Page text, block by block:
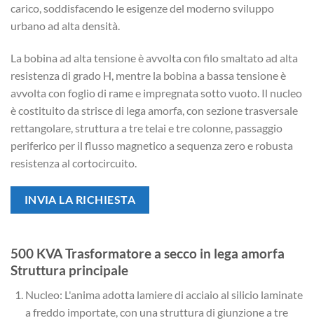
carico, soddisfacendo le esigenze del moderno sviluppo
urbano ad alta densità.
La bobina ad alta tensione è avvolta con filo smaltato ad alta
resistenza di grado H, mentre la bobina a bassa tensione è
avvolta con foglio di rame e impregnata sotto vuoto. Il nucleo
è costituito da strisce di lega amorfa, con sezione trasversale
rettangolare, struttura a tre telai e tre colonne, passaggio
periferico per il flusso magnetico a sequenza zero e robusta
resistenza al cortocircuito.
INVIA LA RICHIESTA
500 KVA Trasformatore a secco in lega amorfa
Struttura principale
Nucleo: L'anima adotta lamiere di acciaio al silicio laminate
a freddo importate, con una struttura di giunzione a tre